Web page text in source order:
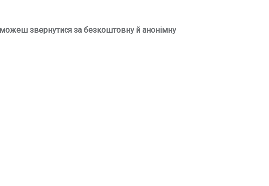
можеш звернутися за безкоштовну й анонімну